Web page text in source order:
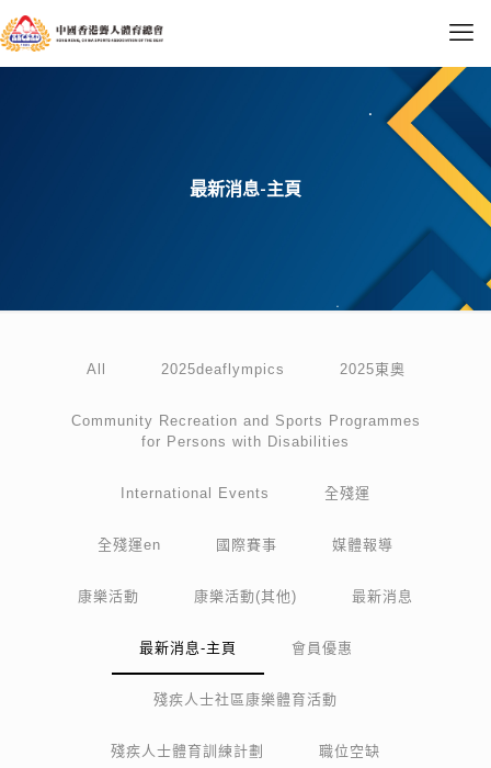
最新消息-主頁
All 2025deaflympics 2025東奧
Community Recreation and Sports Programmes
for Persons with Disabilities
International Events 全殘運
全殘運en 國際賽事 媒體報導
康樂活動 康樂活動(其他) 最新消息
最新消息-主頁 會員優惠
殘疾人士社區康樂體育活動
殘疾人士體育訓練計劃 職位空缺